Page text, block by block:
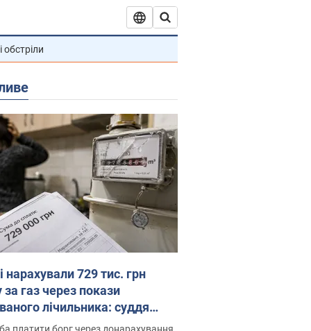
обстріли
нарахували 729 тис. грн
за газ через покази
лічильника: суддя
неочікуване рішення